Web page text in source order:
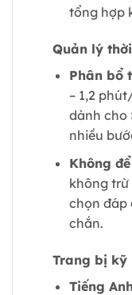
tổng hợp
Quản lý
Phân bổ
– 1,2
dành cho
nhiều
Không
không trừ
chọn đáp
chắn.
Trang bị kỹ
Tiếng